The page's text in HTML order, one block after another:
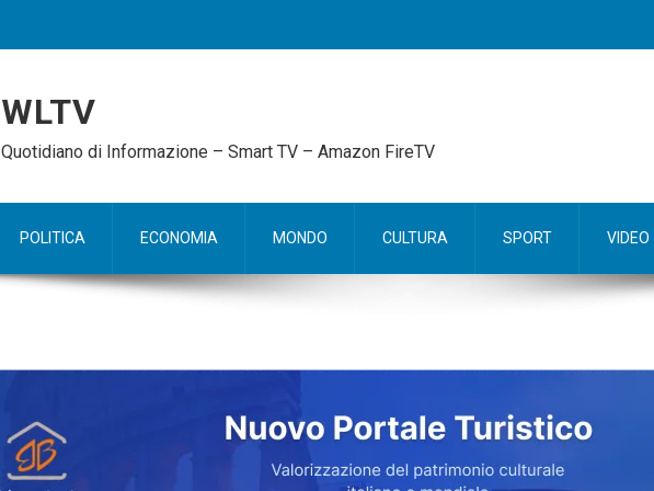
WLTV
Quotidiano di Informazione – Smart TV – Amazon FireTV
POLITICA ECONOMIA MONDO CULTURA SPORT VIDEO